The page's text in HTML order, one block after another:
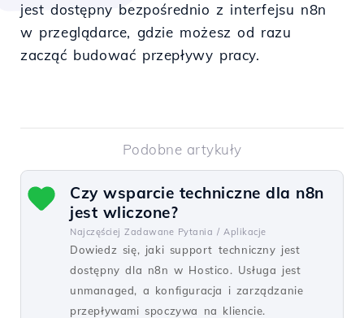
jest dostępny bezpośrednio z interfejsu n8n
w przeglądarce, gdzie możesz od razu
zacząć budować przepływy pracy.
Podobne artykuły
Czy wsparcie techniczne dla n8n
jest wliczone?
Najczęściej Zadawane Pytania / Aplikacje
Dowiedz się, jaki support techniczny jest
dostępny dla n8n w Hostico. Usługa jest
unmanaged, a konfiguracja i zarządzanie
przepływami spoczywa na kliencie.